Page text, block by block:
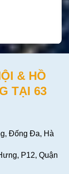
& HỒ
TẠI 63
Đống Đa, Hà
P12, Quận